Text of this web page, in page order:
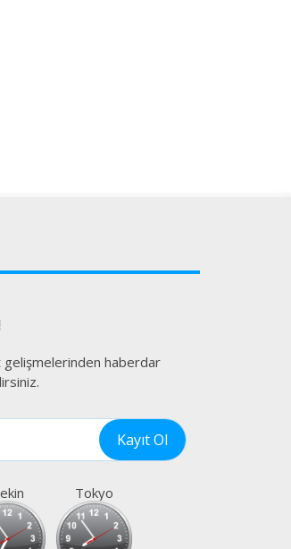
gelişmelerinden haberdar
Tokyo